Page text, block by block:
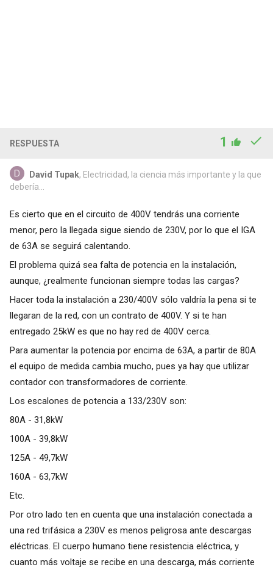
RESPUESTA 1
David Tupak, Electricidad, la ciencia más importante y la que
debería...
Es cierto que en el circuito de 400V tendrás una corriente
menor, pero la llegada sigue siendo de 230V, por lo que el IGA
de 63A se seguirá calentando.
El problema quizá sea falta de potencia en la instalación,
aunque, ¿realmente funcionan siempre todas las cargas?
Hacer toda la instalación a 230/400V sólo valdría la pena si te
llegaran de la red, con un contrato de 400V. Y si te han
entregado 25kW es que no hay red de 400V cerca.
Para aumentar la potencia por encima de 63A, a partir de 80A
el equipo de medida cambia mucho, pues ya hay que utilizar
contador con transformadores de corriente.
Los escalones de potencia a 133/230V son:
80A - 31,8kW
100A - 39,8kW
125A - 49,7kW
160A - 63,7kW
Etc.
Por otro lado ten en cuenta que una instalación conectada a
una red trifásica a 230V es menos peligrosa ante descargas
eléctricas. El cuerpo humano tiene resistencia eléctrica, y
cuanto más voltaje se recibe en una descarga, más corriente